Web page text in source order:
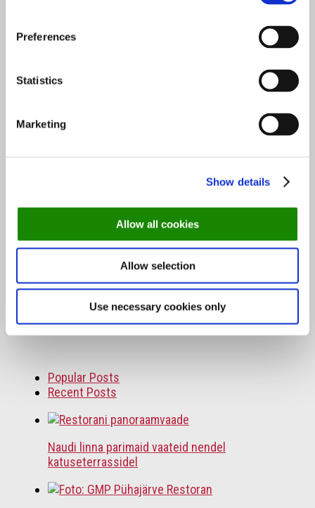
Preferences
Statistics
Marketing
Show details
Allow all cookies
Allow selection
Use necessary cookies only
Viljandisse
Soovitused
Soovitused
Soovitus: 5 restorani Tallinnas, mis sobivad ka
taimetoitlasele
6. märts 2019
Popular Posts
Recent Posts
Naudi linna parimaid vaateid nendel
katuseterrassidel